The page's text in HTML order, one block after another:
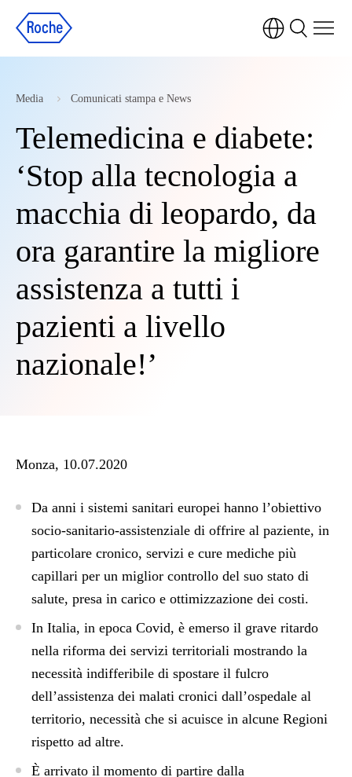
Media Comunicati stampa e News
Telemedicina e diabete:
‘Stop alla tecnologia a
macchia di leopardo, da
ora garantire la migliore
assistenza a tutti i
pazienti a livello
nazionale!’
Monza, 10.07.2020
Da anni i sistemi sanitari europei hanno l’obiettivo
socio-sanitario-assistenziale di offrire al paziente, in
particolare cronico, servizi e cure mediche più
capillari per un miglior controllo del suo stato di
salute, presa in carico e ottimizzazione dei costi.
In Italia, in epoca Covid, è emerso il grave ritardo
nella riforma dei servizi territoriali mostrando la
necessità indifferibile di spostare il fulcro
dell’assistenza dei malati cronici dall’ospedale al
territorio, necessità che si acuisce in alcune Regioni
rispetto ad altre.
È arrivato il momento di partire dalla